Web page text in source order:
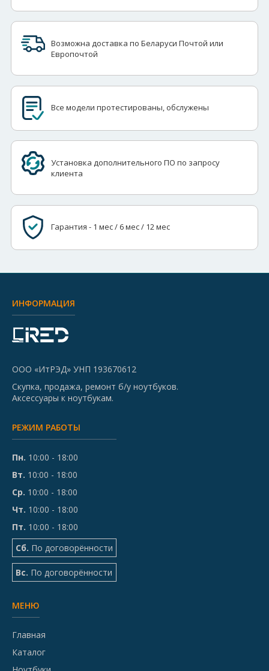
Возможна доставка по Беларуси Почтой или
Европочтой
Все модели протестированы, обслужены
Установка дополнительного ПО по запросу
клиента
Гарантия - 1 мес / 6 мес / 12 мес
ИНФОРМАЦИЯ
ООО «ИтРЭД» УНП 193670612
Скупка, продажа, ремонт б/у ноутбуков.
Аксессуары к ноутбукам.
РЕЖИМ РАБОТЫ
Пн. 10:00 - 18:00
Вт. 10:00 - 18:00
Ср. 10:00 - 18:00
Чт. 10:00 - 18:00
Пт. 10:00 - 18:00
Сб. По договорённости
Вс. По договорённости
МЕНЮ
Главная
Каталог